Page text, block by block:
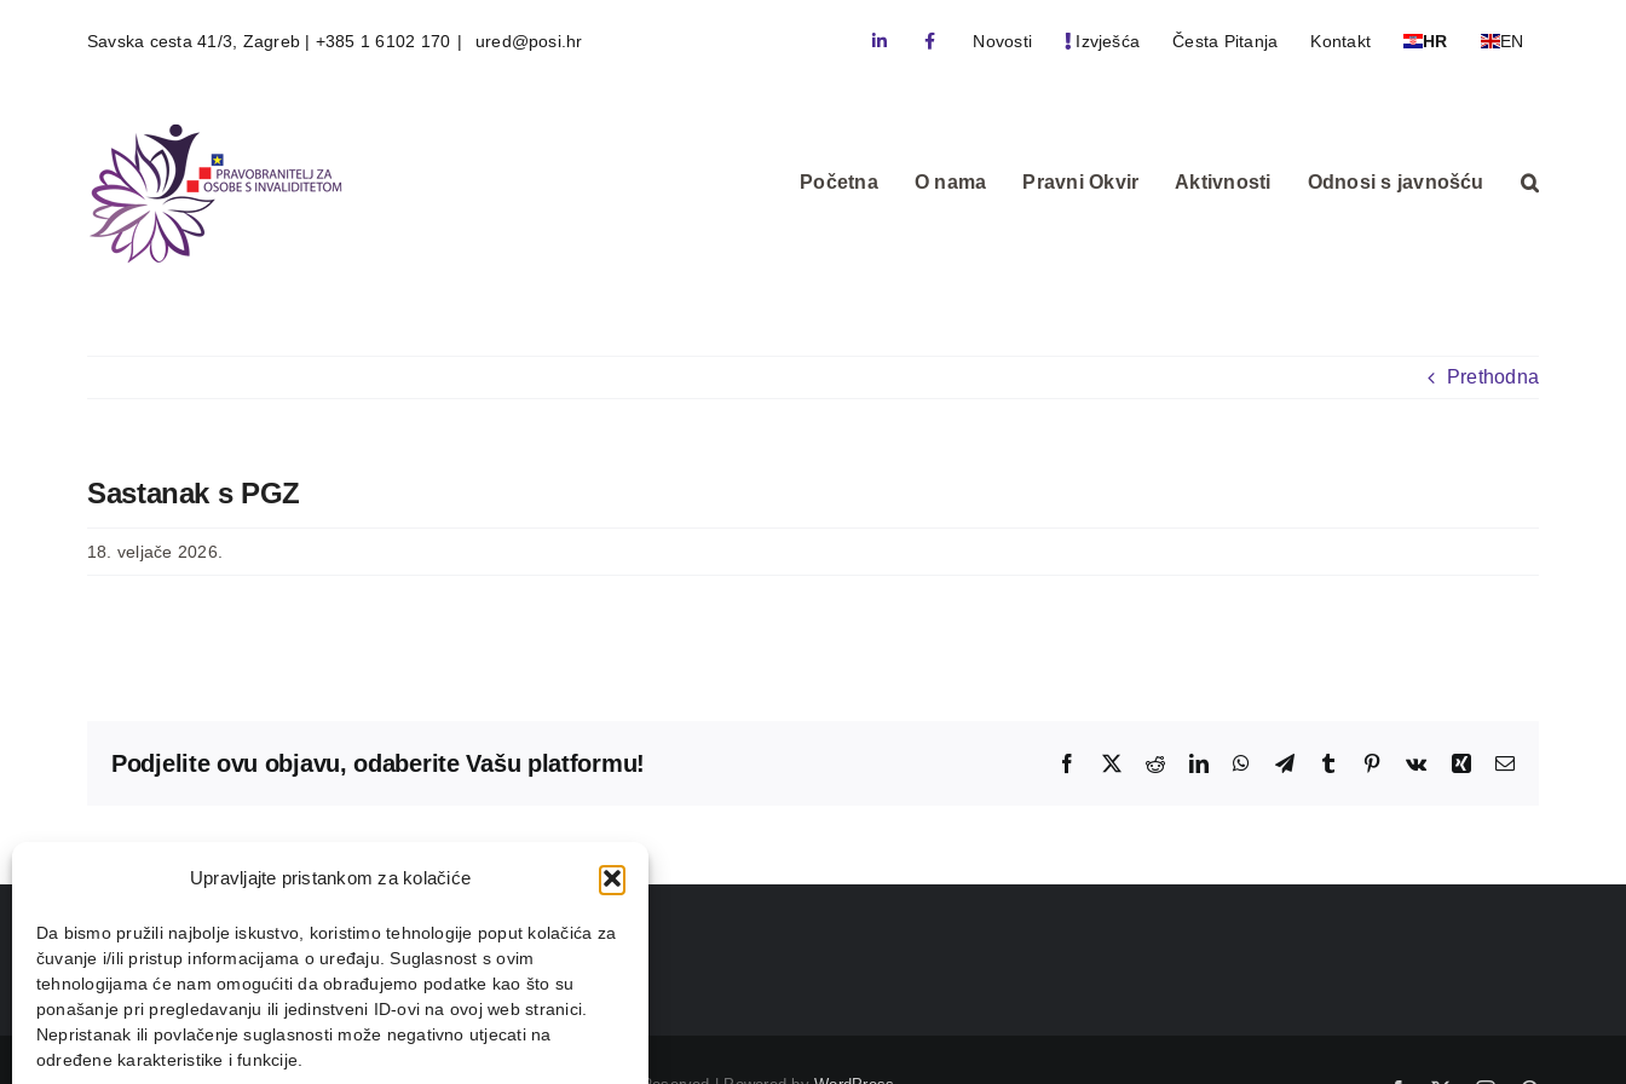
Upravljajte pristankom za kolačiće
Da bismo pružili najbolje iskustvo, koristimo tehnologije poput kolačića za
čuvanje i/ili pristup informacijama o uređaju. Suglasnost s ovim
tehnologijama će nam omogućiti da obrađujemo podatke kao što su
ponašanje pri pregledavanju ili jedinstveni ID-ovi na ovoj web stranici.
Nepristanak ili povlačenje suglasnosti može negativno utjecati na
određene karakteristike i funkcije.
Savska cesta 41/3, Zagreb | +385 1 6102 170 | ured@posi.hr Novosti Izvješća Česta Pitanja Kontakt HR EN
Početna O nama Pravni Okvir Aktivnosti Odnosi s javnošću
Prethodna
Sastanak s PGZ
18. veljače 2026.
Podjelite ovu objavu, odaberite Vašu platformu! Facebook
X RedditLinkedInWhatsApp
TelegramTumblr Pinterest
Vk Xing Email: